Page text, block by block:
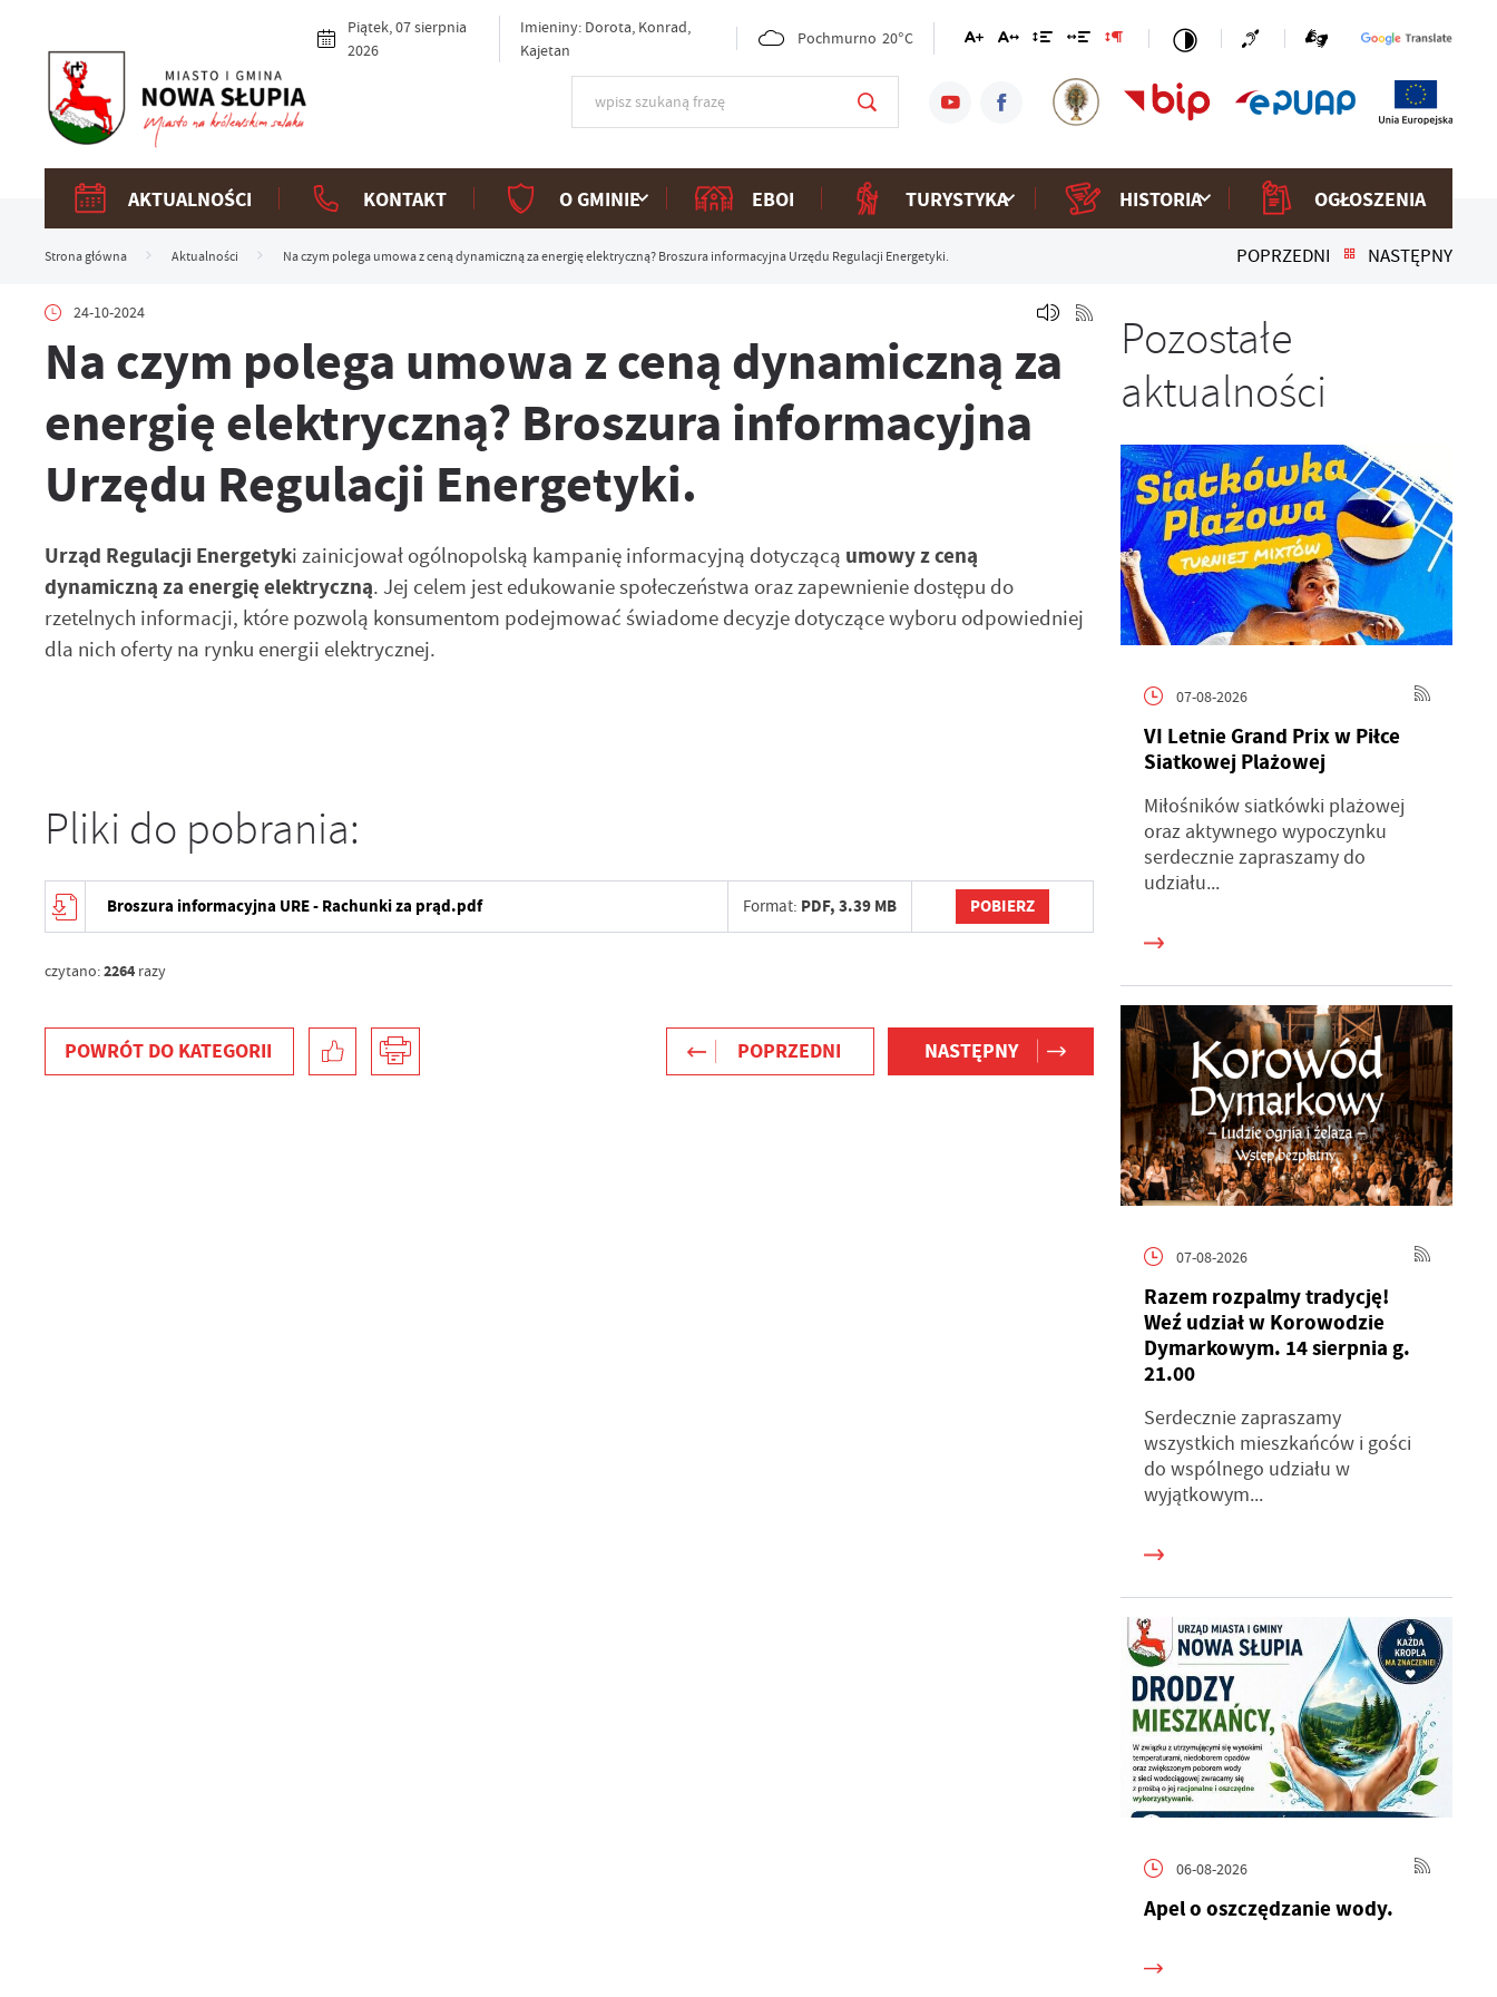
Piątek, 07 sierpnia
2026
Imieniny: Dorota, Konrad,
Kajetan
Pochmurno 20°C
AKTUALNOŚCI KONTAKT O GMINIE EBOI TURYSTYKA HISTORIA OGŁOSZENIA
Strona główna Aktualności Na czym polega umowa z ceną dynamiczną za energię elektryczną? Broszura informacyjna Urzędu Regulacji Energetyki. POPRZEDNI NASTĘPNY
24-10-2024
Na czym polega umowa z ceną dynamiczną za
energię elektryczną? Broszura informacyjna
Urzędu Regulacji Energetyki.
Urząd Regulacji Energetyki zainicjował ogólnopolską kampanię informacyjną dotyczącą umowy z ceną
dynamiczną za energię elektryczną. Jej celem jest edukowanie społeczeństwa oraz zapewnienie dostępu do
rzetelnych informacji, które pozwolą konsumentom podejmować świadome decyzje dotyczące wyboru odpowiedniej
dla nich oferty na rynku energii elektrycznej.
Pliki do pobrania:
Broszura informacyjna URE - Rachunki za prąd.pdf Format: PDF, 3.39 MB POBIERZ
czytano:2264razy
POWRÓT DO KATEGORII POPRZEDNI NASTĘPNY
Pozostałe
aktualności
07-08-2026
VI Letnie Grand Prix w Piłce
Siatkowej Plażowej
Miłośników siatkówki plażowej
oraz aktywnego wypoczynku
serdecznie zapraszamy do
udziału...
07-08-2026
Razem rozpalmy tradycję!
Weź udział w Korowodzie
Dymarkowym. 14 sierpnia g.
21.00
Serdecznie zapraszamy
wszystkich mieszkańców i gości
do wspólnego udziału w
wyjątkowym...
06-08-2026
Apel o oszczędzanie wody.